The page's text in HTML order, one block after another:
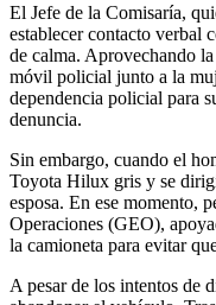
El Jefe de la Comisaría,
establecer contacto verbal
de calma. Aprovechando
móvil policial junto a la
dependencia policial para
denuncia.
Sin embargo, cuando el
Toyota Hilux gris y se
esposa. En ese momento,
Operaciones (GEO),
la camioneta para evitar
A pesar de los intentos de